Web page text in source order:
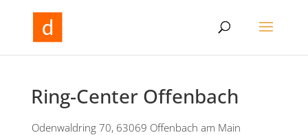
Ring-Center Offenbach
Odenwaldring 70, 63069 Offenbach am Main